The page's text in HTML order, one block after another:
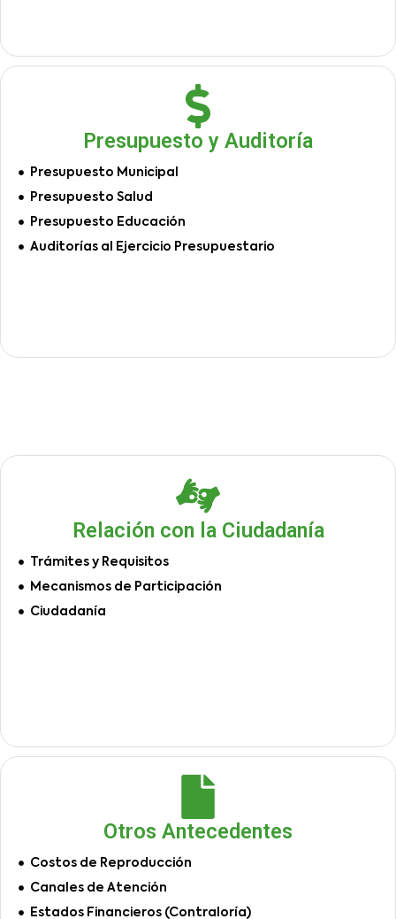
Presupuesto y Auditoría
Presupuesto Municipal
Presupuesto Salud
Presupuesto Educación
Auditorías al Ejercicio Presupuestario
Relación con la Ciudadanía
Trámites y Requisitos
Mecanismos de Participación
Ciudadanía
Otros Antecedentes
Costos de Reproducción
Canales de Atención
Estados Financieros (Contraloría)